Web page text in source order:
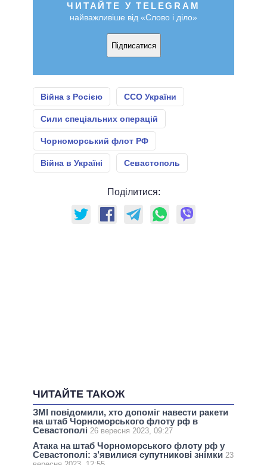
ЧИТАЙТЕ У TELEGRAM
найважливіше від «Слово і діло»
Підписатися
Війна з Росією ССО України
Сили спеціальних операцій
Чорноморський флот РФ
Війна в Україні Севастополь
Поділитися:
ЧИТАЙТЕ ТАКОЖ
ЗМІ повідомили, хто допоміг навести ракети
на штаб Чорноморського флоту рф в
Севастополі 26 вересня 2023, 09:27
Атака на штаб Чорноморського флоту рф у
Севастополі: з’явилися супутникові знімки 23